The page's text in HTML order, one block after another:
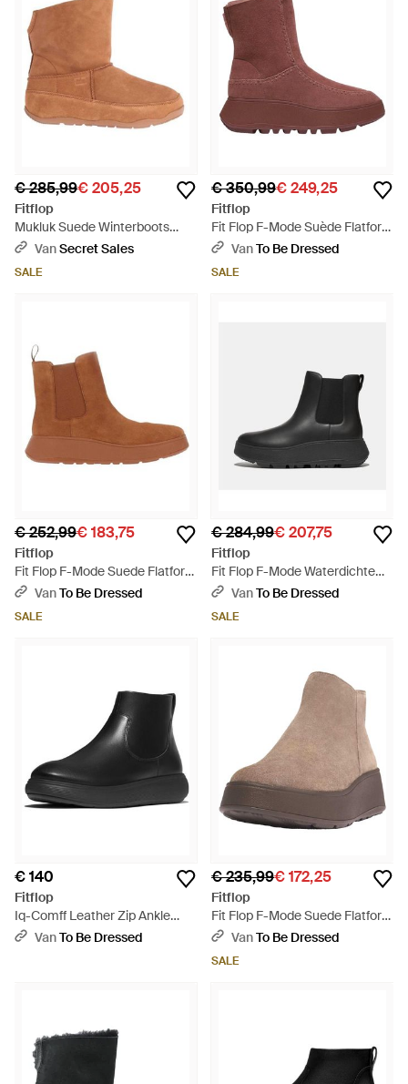
€ 285,99€ 205,25
Fitflop
Mukluk Suede Winterboots
(Tan) - Bruin
VanSecret Sales
SALE
€ 350,99€ 249,25
Fitflop
Fit Flop F-Mode Suède Flatform
Winterlaarzen - Bruin
VanTo Be Dressed
SALE
€ 252,99€ 183,75
Fitflop
Fit Flop F-Mode Suede Flatform
Chelsea Laarzen (Tan) - Bruin
VanTo Be Dressed
SALE
€ 284,99€ 207,75
Fitflop
Fit Flop F-Mode Waterdichte
Leren Flatform Chelsea Boots -
VanTo Be Dressed
SALE
€ 140
Fitflop
Iq-Comff Leather Zip Ankle
Boots - Zwart
VanTo Be Dressed
€ 235,99€ 172,25
Fitflop
Fit Flop F-Mode Suede Flatform
Enkellaarsjes - Bruin
VanTo Be Dressed
SALE